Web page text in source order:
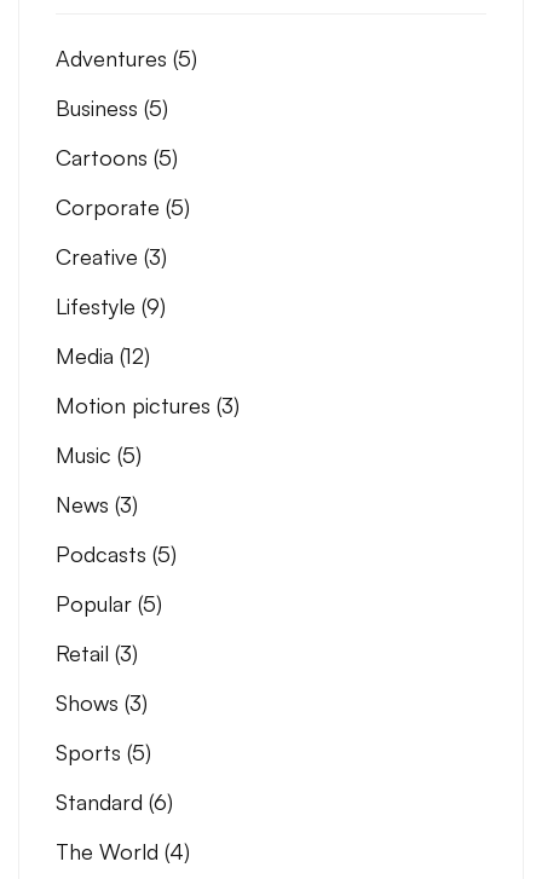
Adventures (5)
Business (5)
Cartoons (5)
Corporate (5)
Creative (3)
Lifestyle (9)
Media (12)
Motion pictures (3)
Music (5)
News (3)
Podcasts (5)
Popular (5)
Retail (3)
Shows (3)
Sports (5)
Standard (6)
The World (4)